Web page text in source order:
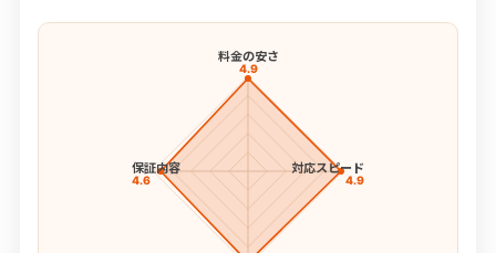
料金の安さ
4.9
対応スピード
4.9
保証内容
4.6